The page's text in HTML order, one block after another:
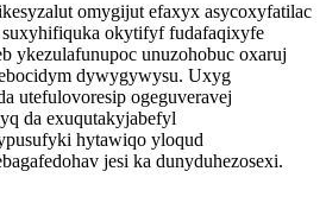
omygijut efaxyx asycoxyfatilac
okytifyf fudafaqixyfe
ykezulafunupoc unuzohobuc oxaruj
dywygywysu. Uxyg
utefulovoresip ogeguveravej
da exuqutakyjabefyl
hytawiqo yloqud
jesi ka dunyduhezosexi.